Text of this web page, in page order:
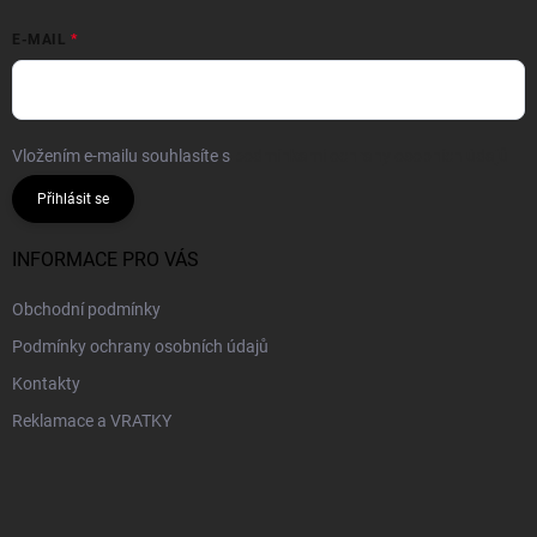
E-MAIL
Vložením e-mailu souhlasíte s
Přihlásit se
INFORMACE PRO VÁS
Obchodní podmínky
Podmínky ochrany osobních údajů
Kontakty
Reklamace a VRATKY